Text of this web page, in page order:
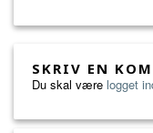
SKRIV EN
Du skal være logget